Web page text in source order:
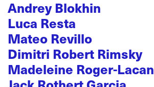
Andrey Blokhin
Luca Resta
Mateo Revillo
Dimitri Robert Rimsky
Madeleine Roger-Lacan